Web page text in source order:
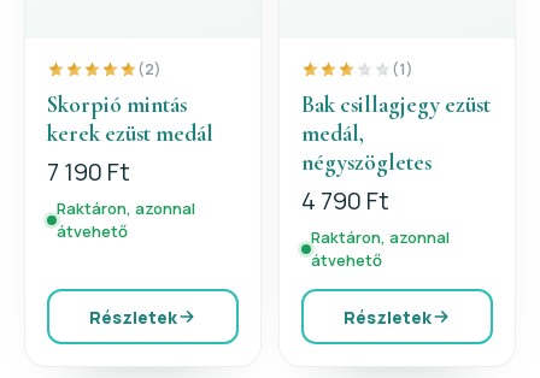
(2)
Skorpió mintás
kerek ezüst medál
7 190 Ft
Raktáron, azonnal
átvehető
Részletek
(1)
Bak csillagjegy ezüst
medál,
négyszögletes
4 790 Ft
Raktáron, azonnal
átvehető
Részletek